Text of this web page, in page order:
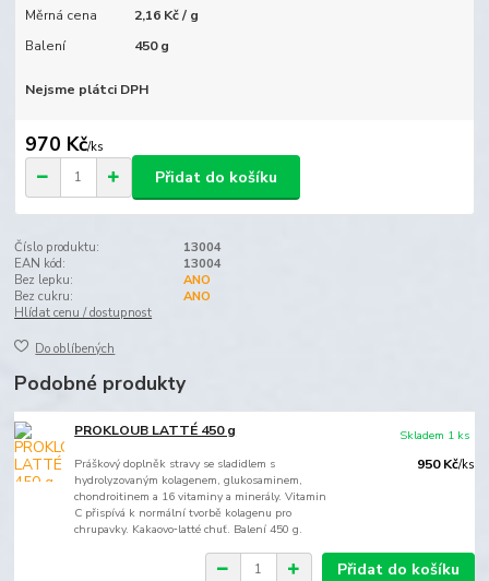
Měrná cena
2,16 Kč / g
Balení
450 g
Nejsme plátci DPH
970 Kč/ks
Přidat do košíku
Číslo produktu:
13004
EAN kód:
13004
Bez lepku:
ANO
Bez cukru:
ANO
Hlídat cenu / dostupnost
Do oblíbených
Podobné produkty
PROKLOUB LATTÉ 450 g
Práškový doplněk stravy se sladidlem s
hydrolyzovaným kolagenem, glukosaminem,
chondroitinem a 16 vitaminy a minerály. Vitamin
C přispívá k normální tvorbě kolagenu pro
chrupavky. Kakaovo‑latté chuť. Balení 450 g.
950 Kč/ks
Skladem 1 ks
Přidat do košíku